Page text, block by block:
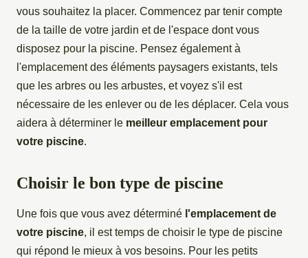
vous souhaitez la placer. Commencez par tenir compte
de la taille de votre jardin et de l'espace dont vous
disposez pour la piscine. Pensez également à
l'emplacement des éléments paysagers existants, tels
que les arbres ou les arbustes, et voyez s'il est
nécessaire de les enlever ou de les déplacer. Cela vous
aidera à déterminer le meilleur emplacement pour
votre piscine.
Choisir le bon type de piscine
Une fois que vous avez déterminé l'emplacement de
votre piscine, il est temps de choisir le type de piscine
qui répond le mieux à vos besoins. Pour les petits